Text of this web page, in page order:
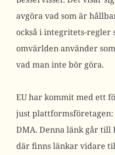
avgöra vad som är
också i integritets-regler
omvärlden använder
vad man inte bör göra.
EU har kommit med ett
just plattformsföretagen:
DMA. Denna länk går till
där finns länkar vidare